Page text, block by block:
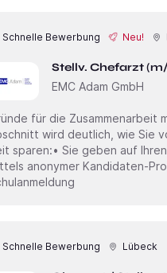
Schnelle Bewerbung Neu!
Stellv. Chefarzt
EMC Adam GmbH
für die Zusammenarbeit
wird deutlich, wie Sie
sparen:• Sie geben auf
anonymer Kandidaten-
Schnelle Bewerbung Lübeck